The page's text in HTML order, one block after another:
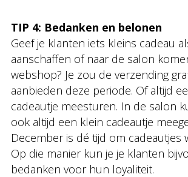
TIP 4: Bedanken en belonen
Geef je klanten iets kleins cadeau
aanschaffen of naar de salon
webshop? Je zou de verzending
aanbieden deze periode. Of altijd
cadeautje meesturen. In de salon
ook altijd een klein cadeautje
December is dé tijd om cadeautjes
Op die manier kun je je klanten
bedanken voor hun loyaliteit.